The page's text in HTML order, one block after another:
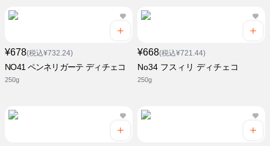
¥678(税込¥732.24)
NO41 ペンネリガーテ ディチェコ
250g
¥668(税込¥721.44)
No34 フスィリ ディチェコ
250g